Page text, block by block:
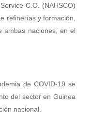
C.O. (NAHSCO)
refinerías y formación,
ambas naciones, en el
de COVID-19 se
del sector en Guinea
nacional.